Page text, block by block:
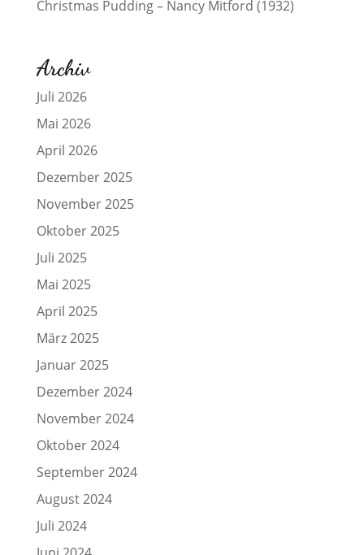
Christmas Pudding – Nancy Mitford (1932)
Archiv
Juli 2026
Mai 2026
April 2026
Dezember 2025
November 2025
Oktober 2025
Juli 2025
Mai 2025
April 2025
März 2025
Januar 2025
Dezember 2024
November 2024
Oktober 2024
September 2024
August 2024
Juli 2024